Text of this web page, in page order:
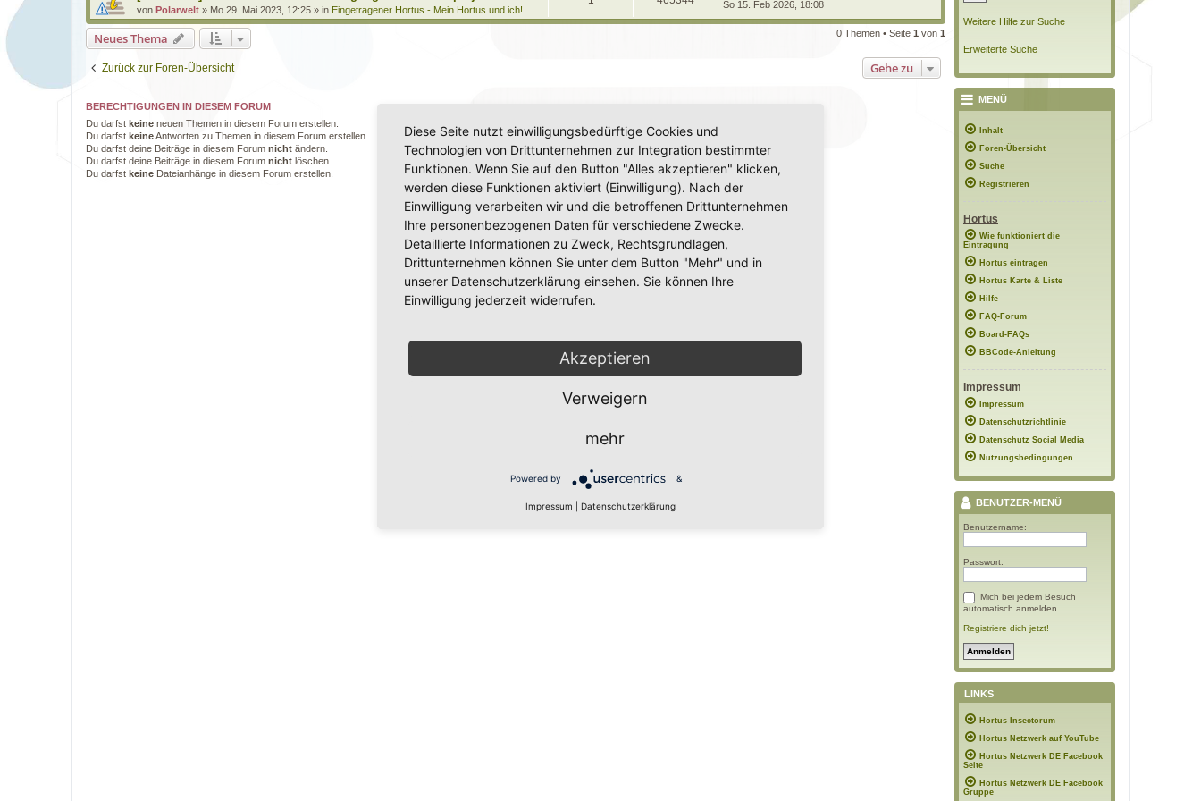
n
e
r
von Polarwelt » Mo 29. Mai 2023, 12:25 » in Eingetragener Hortus - Mein Hortus und ich!
n
t
e
n
u
e
e
z
So 15. Feb 2026, 18:08
Neues Thema 0 Themen • Seite 1 von 1
Zurück zur Foren-Übersicht Gehe zu
BERECHTIGUNGEN IN DIESEM FORUM
Du darfst keine neuen Themen in diesem Forum erstellen.
Du darfst keineAntworten zu Themen in diesem Forum erstellen.
Du darfst deine Beiträge in diesem Forum nicht ändern.
Du darfst deine Beiträge in diesem Forum nicht löschen.
Du darfst keine Dateianhänge in diesem Forum erstellen.
Weitere Hilfe zur Suche
Erweiterte Suche
MENÜ
Inhalt
Foren-Übersicht
Suche
Registrieren
Hortus
Wie funktioniert die
Eintragung
Hortus eintragen
Hortus Karte & Liste
Hilfe
FAQ-Forum
Board-FAQs
BBCode-Anleitung
Impressum
Impressum
Datenschutzrichtlinie
Datenschutz Social Media
Nutzungsbedingungen
BENUTZER-MENÜ
Benutzername:
Passwort:
Mich bei jedem Besuch
automatisch anmelden
Registriere dich jetzt!
LINKS
Hortus Insectorum
Hortus Netzwerk auf YouTube
Hortus Netzwerk DE Facebook
Seite
Hortus Netzwerk DE Facebook
Gruppe
Diese Seite nutzt einwilligungsbedürftige Cookies und
Technologien von Drittunternehmen zur Integration bestimmter
Funktionen. Wenn Sie auf den Button "Alles akzeptieren" klicken,
werden diese Funktionen aktiviert (Einwilligung). Nach der
Einwilligung verarbeiten wir und die betroffenen Drittunternehmen
Ihre personenbezogenen Daten für verschiedene Zwecke.
Detaillierte Informationen zu Zweck, Rechtsgrundlagen,
Drittunternehmen können Sie unter dem Button "Mehr" und in
unserer Datenschutzerklärung einsehen. Sie können Ihre
Einwilligung jederzeit widerrufen.
Akzeptieren
Verweigern
mehr
Powered by &
Impressum Datenschutzerklärung